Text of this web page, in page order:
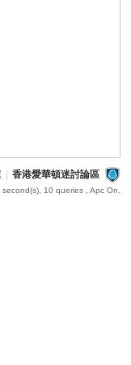
香港愛華頓迷討論區
10 queries , Apc On.